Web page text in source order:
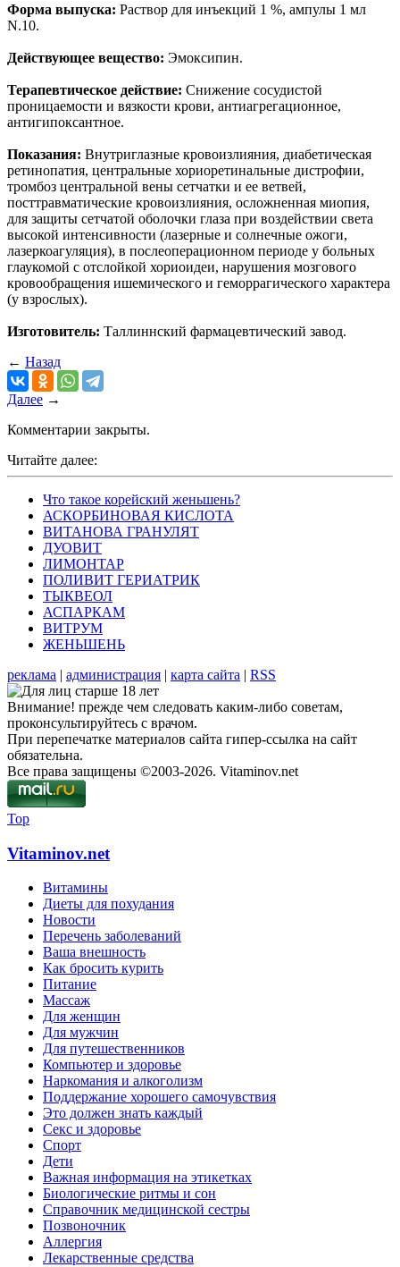
Форма выпуска: Раствор для инъекций 1 %, ампулы 1 мл
N.10.
Действующее вещество: Эмоксипин.
Терапевтическое действие: Снижение сосудистой
проницаемости и вязкости крови, антиагрегационное,
антигипоксантное.
Показания: Внутриглазные кровоизлияния, диабетическая
ретинопатия, центральные хориоретинальные дистрофии,
тромбоз центральной вены сетчатки и ее ветвей,
посттравматические кровоизлияния, осложненная миопия,
для защиты сетчатой оболочки глаза при воздействии света
высокой интенсивности (лазерные и солнечные ожоги,
лазеркоагуляция), в послеоперационном периоде у больных
глаукомой с отслойкой хориоидеи, нарушения мозгового
кровообращения ишемического и геморрагического характера
(у взрослых).
Изготовитель: Таллиннский фармацевтический завод.
← Назад
Далее →
Комментарии закрыты.
Читайте далее:
Что такое корейский женьшень?
АСКОРБИНОВАЯ КИСЛОТА
ВИТАНОВА ГРАНУЛЯТ
ДУОВИТ
ЛИМОНТАР
ПОЛИВИТ ГЕРИАТРИК
ТЫКВЕОЛ
АСПАРКАМ
ВИТРУМ
ЖЕНЬШЕНЬ
реклама | администрация | карта сайта | RSS
Внимание! прежде чем следовать каким-либо советам,
проконсультируйтесь с врачом.
При перепечатке материалов сайта гипер-ссылка на сайт
обязательна.
Все права защищены ©2003-2026. Vitaminov.net
Top
Vitaminov.net
Витамины
Диеты для похудания
Новости
Перечень заболеваний
Ваша внешность
Как бросить курить
Питание
Массаж
Для женщин
Для мужчин
Для путешественников
Компьютер и здоровье
Наркомания и алкоголизм
Поддержание хорошего самочувствия
Это должен знать каждый
Секс и здоровье
Спорт
Дети
Важная информация на этикетках
Биологические ритмы и сон
Справочник медицинской сестры
Позвоночник
Аллергия
Лекарственные средства